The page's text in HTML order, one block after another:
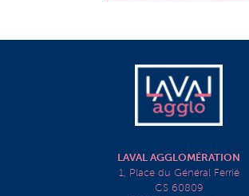
LAVAL AGGLOMÉRATION
1, Place du Général Ferrié
CS 60809